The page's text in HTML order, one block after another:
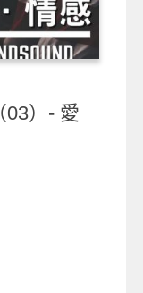
03）- 愛